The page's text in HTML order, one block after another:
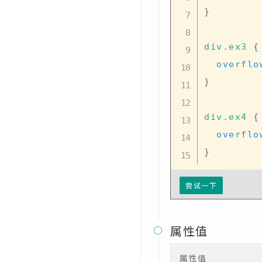
}
div .ex3
{
}
div .ex4
{
}
尝试一下
 属性值
属性值